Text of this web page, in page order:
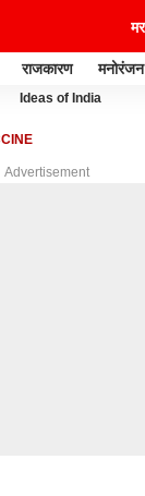
राजकारण मनोरंजन
Ideas of India
Advertisement